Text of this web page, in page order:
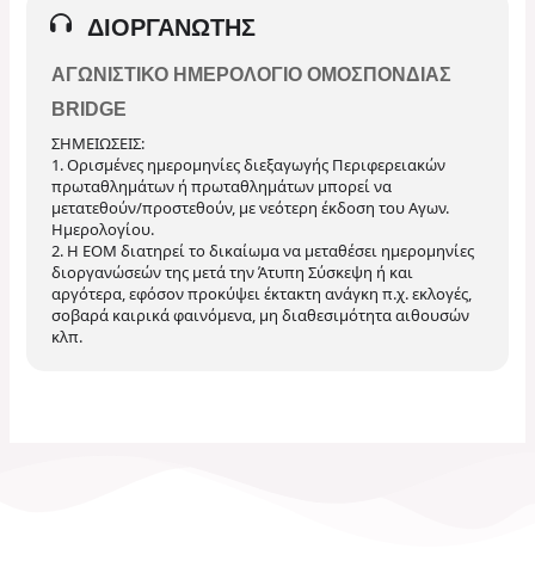
ΔΙΟΡΓΑΝΩΤΉΣ
ΑΓΩΝΙΣΤΙΚΌ ΗΜΕΡΟΛΌΓΙΟ ΟΜΟΣΠΟΝΔΊΑΣ
BRIDGE
ΣΗΜΕΙΩΣΕΙΣ:
1. Ορισμένες ημερομηνίες διεξαγωγής Περιφερειακών
πρωταθλημάτων ή πρωταθλημάτων μπορεί να
μετατεθούν/προστεθούν, με νεότερη έκδοση του Αγων.
Ημερολογίου.
2. Η ΕΟΜ διατηρεί το δικαίωμα να μεταθέσει ημερομηνίες
διοργανώσεών της μετά την Άτυπη Σύσκεψη ή και
αργότερα, εφόσον προκύψει έκτακτη ανάγκη π.χ. εκλογές,
σοβαρά καιρικά φαινόμενα, μη διαθεσιμότητα αιθουσών
κλπ.